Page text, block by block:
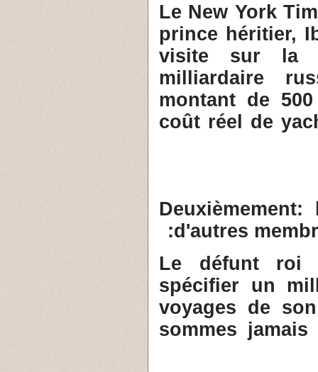
5- Le New York
prince héritier,
visite sur la
milliardaire
montant de
coût réel de
d'autres
1- Le défunt
spécifier un
voyages de
sommes